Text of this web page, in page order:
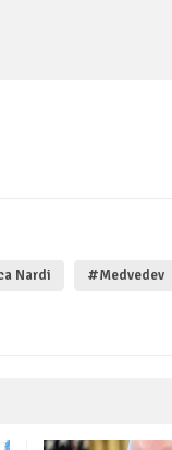
Nardi #Medvedev